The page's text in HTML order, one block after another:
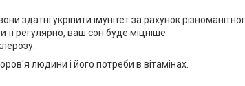
здатні укріпити імунітет за рахунок
регулярно, ваш сон буде міцніше.
людини і його потреби в вітамінах.